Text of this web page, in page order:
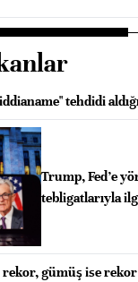
tehdidi
Trump, Fed’e
tebligatlarıyla
gümüş ise rekor